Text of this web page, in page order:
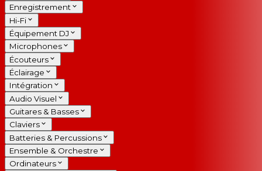
Enregistrement
Hi-Fi
Équipement DJ
Microphones
Écouteurs
Éclairage
Intégration
Audio Visuel
Guitares & Basses
Claviers
Batteries & Percussions
Ensemble & Orchestre
Ordinateurs